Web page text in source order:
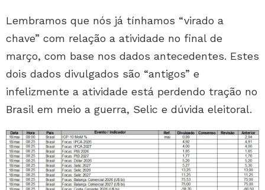
Lembramos que nós já tínhamos “virado a
chave” com relação a atividade no final de
março, com base nos dados antecedentes. Estes
dois dados divulgados são “antigos” e
infelizmente a atividade está perdendo tração no
Brasil em meio a guerra, Selic e dúvida eleitoral.